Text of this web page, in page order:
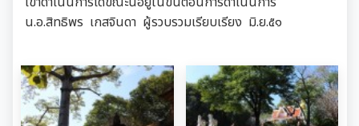
น.อ.สิทธิพร เกสจินดา ผู้รวบรวมเรียบเรียง มิ.ย.๕๑